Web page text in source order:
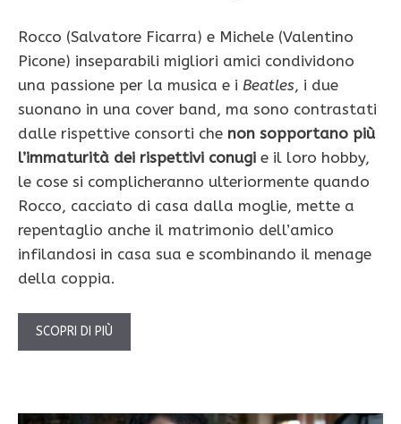
Rocco (Salvatore Ficarra) e Michele (Valentino
Picone) inseparabili migliori amici condividono
una passione per la musica e i Beatles, i due
suonano in una cover band, ma sono contrastati
dalle rispettive consorti che non sopportano più
l’immaturità dei rispettivi conugi e il loro hobby,
le cose si complicheranno ulteriormente quando
Rocco, cacciato di casa dalla moglie, mette a
repentaglio anche il matrimonio dell’amico
infilandosi in casa sua e scombinando il menage
della coppia.
SCOPRI DI PIÙ